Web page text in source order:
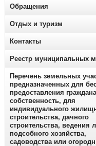
Обращения
Отдых и туризм
Контакты
Реестр муниципальных
Перечень земельных
предназначенных для
предоставления
собственность, для
индивидуального
строительства, дачного
строительства, ведения
подсобного хозяйства,
садоводства или